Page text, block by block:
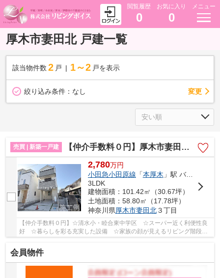
閲覧履歴
0
お気に入り
0
メニュー
厚木市妻田北 戸建一覧
該当物件数 2 戸 1～2 戸を表示
絞り込み条件： なし 変更
売買 | 新築一戸建 【仲介手数料０円】厚木市妻田北3丁目6期 新築一戸建て
2,780万円
小田急小田原線 「本厚木 」駅 バス13分 「睦合中学校」 停歩6分
3LDK
建物面積：101.42㎡（30.67坪）
土地面積：58.80㎡（17.78坪）
神奈川県厚木市妻田北３丁目
【仲介手数料０円】☆清水小・睦合東中学区 ☆スーパー近く利便性良
好 ☆暮らしを彩る充実した設備 ☆家族の顔が見えるリビング階段採
会員物件